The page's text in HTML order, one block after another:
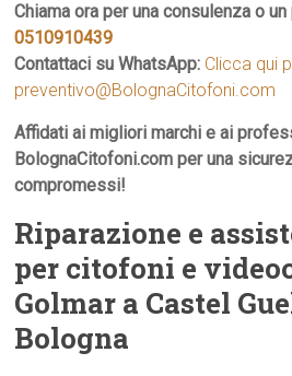
Chiama ora per una consulenza o
0510910439
Contattaci su WhatsApp: Clicca qui
preventivo@BolognaCitofoni.com
Affidati ai migliori marchi e ai
BolognaCitofoni.com per una
compromessi!
Riparazione e
per citofoni e
Golmar a Castel
Bologna